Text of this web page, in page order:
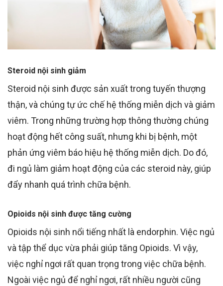
Steroid nội sinh giảm
Steroid nội sinh được sản xuất trong tuyến thượng
thận, và chúng tự ức chế hệ thống miễn dịch và giảm
viêm. Trong những trường hợp thông thường chúng
hoạt động hết công suất, nhưng khi bị bệnh, một
phản ứng viêm báo hiệu hệ thống miễn dịch. Do đó,
đi ngủ làm giảm hoạt động của các steroid này, giúp
đẩy nhanh quá trình chữa bệnh.
Opioids nội sinh được tăng cường
Opioids nội sinh nổi tiếng nhất là endorphin. Việc ngủ
và tập thể dục vừa phải giúp tăng Opioids. Vì vậy,
việc nghỉ ngơi rất quan trọng trong việc chữa bệnh.
Ngoài việc ngủ để nghỉ ngơi, rất nhiều người cũng